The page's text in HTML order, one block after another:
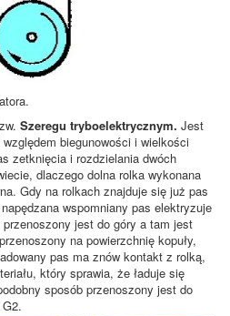
Szeregu tryboelektrycznym. Jest
biegunowości i wielkości
zetknięcia i rozdzielania dwóch
dlaczego dolna rolka wykonana
Gdy na rolkach znajduje się już pas
wspomniany pas elektryzuje
jest do góry a tam jest
na powierzchnię kopuły,
pas ma znów kontakt z rolką,
który sprawia, że ładuje się
sposób przenoszony jest do